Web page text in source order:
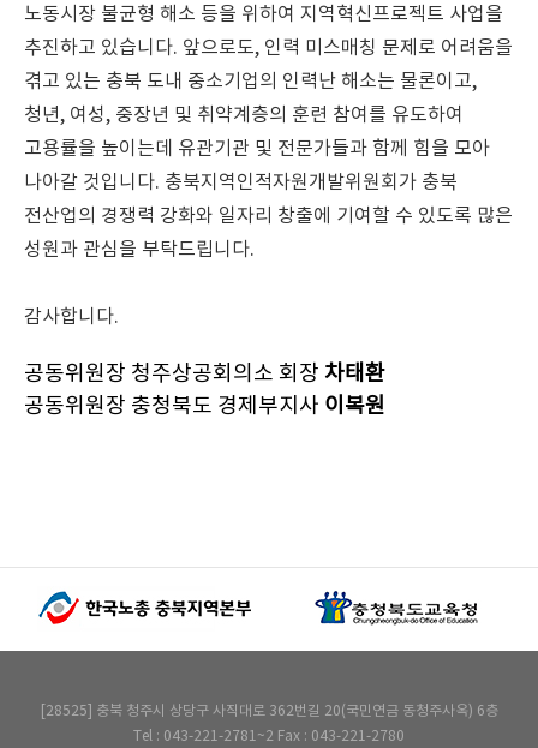
노동시장 불균형 해소 등을 위하여 지역혁신프로젝트 사업을
추진하고 있습니다. 앞으로도, 인력 미스매칭 문제로 어려움을
겪고 있는 충북 도내 중소기업의 인력난 해소는 물론이고,
청년, 여성, 중장년 및 취약계층의 훈련 참여를 유도하여
고용률을 높이는데 유관기관 및 전문가들과 함께 힘을 모아
나아갈 것입니다. 충북지역인적자원개발위원회가 충북
전산업의 경쟁력 강화와 일자리 창출에 기여할 수 있도록 많은
성원과 관심을 부탁드립니다.
감사합니다.
공동위원장 청주상공회의소 회장 차태환
공동위원장 충청북도 경제부지사 이복원
[28525] 충북 청주시 상당구 사직대로 362번길 20(국민연금 동청주사옥) 6층
Tel : 043-221-2781~2 Fax : 043-221-2780